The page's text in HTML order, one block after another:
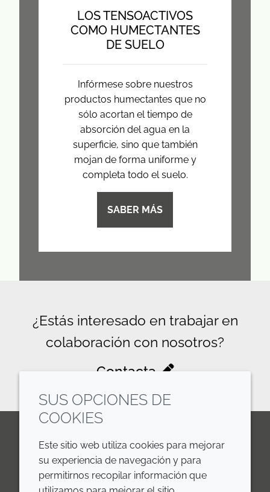
LOS TENSOACTIVOS
COMO HUMECTANTES
DE SUELO
Infórmese sobre nuestros
productos humectantes que no
sólo acortan el tiempo de
absorción del agua en la
superficie, sino que también
mojan de forma uniforme y
completa todo el suelo.
SABER MÁS
¿Estás interesado en trabajar en
colaboración con nosotros?
Contacta
LinkedInYoutubeLine
EMPRESA
SUS OPCIONES DE
COOKIES
Este sitio web utiliza cookies para mejorar
su experiencia de navegación y para
permitirnos recopilar información que